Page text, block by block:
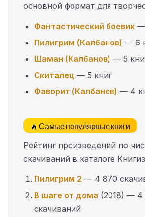
основной формат для
Фантастический боевик —
Пилигрим (Калбанов) — 6
Шаман (Калбанов) — 5
Скиталец — 5 книг
Фаворит (Калбанов) — 4
🔥 Самые популярные книги
Рейтинг произведений по
скачиваний в каталоге
Пилигрим 2 — 4 870
В шаге от дома (2018) — 4
скачиваний